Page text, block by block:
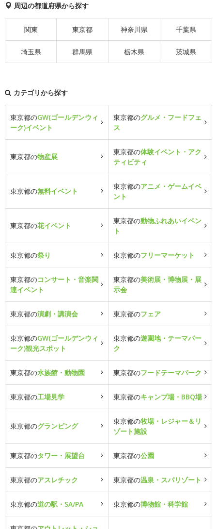
周辺の都道府県から探す
関東 東京都 神奈川県 千葉県
埼玉県 群馬県 栃木県 茨城県
カテゴリから探す
東京都のGW(ゴールデンウィ
ーク)イベント
東京都のグルメ・フードフェ
ス
東京都の物産展
東京都の体験イベント・アク
ティビティ
東京都の無料イベント
東京都のアニメ・ゲームイベ
ント
東京都の花イベント
東京都の動物ふれあいイベン
ト
東京都の祭り 東京都のフリーマーケット
東京都のコンサート・音楽関
連イベント
東京都の美術展・博物展・展
示会
東京都の演劇・講演会 東京都のフェア
東京都のGW(ゴールデンウィ
ーク)観光スポット
東京都の遊園地・テーマパー
ク
東京都の水族館・動物園 東京都のフードテーマパーク
東京都の工場見学 東京都のキャンプ場・BBQ場
東京都のグランピング
東京都の牧場・レジャー＆リ
ゾート施設
東京都のタワー・展望台 東京都の公園
東京都のアスレチック 東京都の温泉・スパリゾート
東京都の道の駅・SA/PA 東京都の博物館・科学館